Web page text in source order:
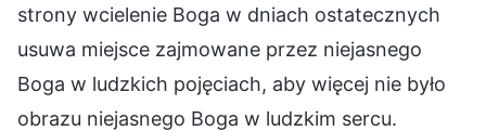
strony wcielenie Boga w dniach ostatecznych
usuwa miejsce zajmowane przez niejasnego
Boga w ludzkich pojęciach, aby więcej nie było
obrazu niejasnego Boga w ludzkim sercu.